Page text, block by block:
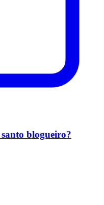
blogueiro?